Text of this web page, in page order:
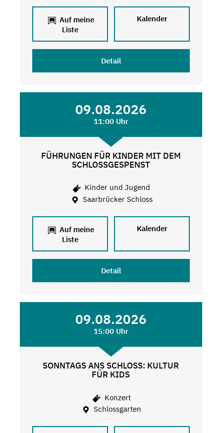
Auf meine
Liste
Kalender
Detail
09.08.2026
11:00 Uhr
FÜHRUNGEN FÜR KINDER MIT DEM
SCHLOSSGESPENST
Kinder und Jugend
Saarbrücker Schloss
Auf meine
Liste
Kalender
Detail
09.08.2026
15:00 Uhr
SONNTAGS ANS SCHLOSS: KULTUR
FÜR KIDS
Konzert
Schlossgarten